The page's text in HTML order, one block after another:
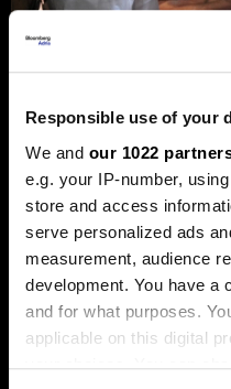
Responsible use of your
We and our 1022
e.g. your IP-number,
store and access
serve personalized ads
measurement, audience
development. You have a
and for what purposes.
applicable on this digital
your choices. You can
Privreda FBiH
posto, ali
dvostruko brže
Analiza je predstavljena na
Udruženja poslodavaca
privatni sektor ostaje
Od ukupno 28.634
posto čine privatne
ukupnih prihoda i 95 posto